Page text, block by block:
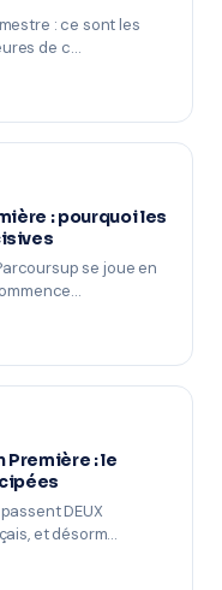
: ce sont les
de c…
: pourquoi les
se joue en
Première : le
DEUX
et désorm…